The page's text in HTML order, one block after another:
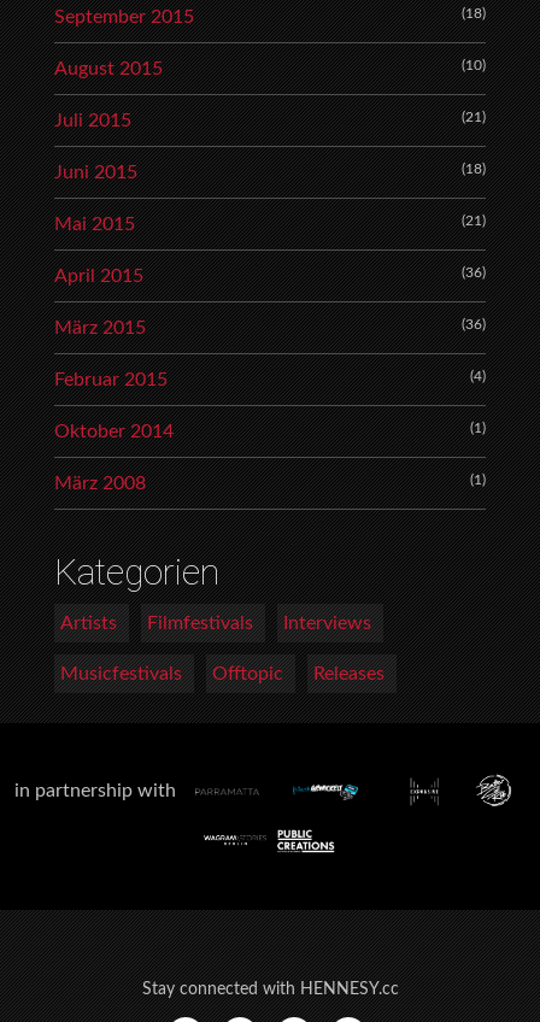
September 2015 (18)
August 2015 (10)
Juli 2015 (21)
Juni 2015 (18)
Mai 2015 (21)
April 2015 (36)
März 2015 (36)
Februar 2015 (4)
Oktober 2014 (1)
März 2008 (1)
Kategorien
Artists Filmfestivals Interviews
Musicfestivals Offtopic Releases
in partnership with
Stay connected with HENNESY.cc